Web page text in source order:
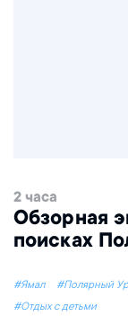
2 часа
Обзорная
поисках
#Ямал #Полярный
#Отдых с детьми